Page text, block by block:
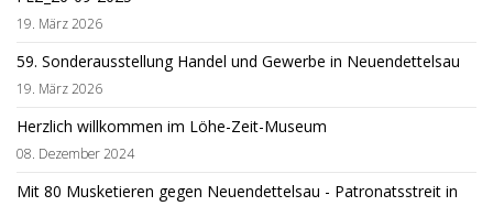
19. März 2026
59. Sonderausstellung Handel und Gewerbe in Neuendettelsau
19. März 2026
Herzlich willkommen im Löhe-Zeit-Museum
08. Dezember 2024
Mit 80 Musketieren gegen Neuendettelsau - Patronatsstreit in